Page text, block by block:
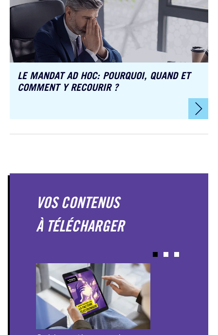
LE MANDAT AD HOC: POURQUOI, QUAND ET
COMMENT Y RECOURIR ?
VOS CONTENUS
À TÉLÉCHARGER